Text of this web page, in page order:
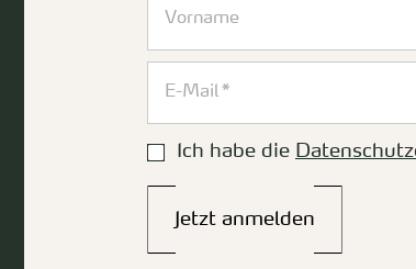
Ich habe die
Jetzt anmelden